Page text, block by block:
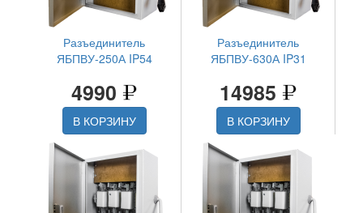
Разъединитель
ЯБПВУ-250А IP54
4990
В КОРЗИНУ
Разъединитель
ЯБПВУ-630А IP31
14985
В КОРЗИНУ